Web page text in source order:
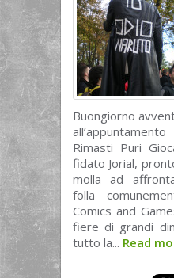
Buongiorno
Rimasti Puri
fidato Jorial,
molla ad
folla
Comics and
fiere di grandi
tutto la... Read